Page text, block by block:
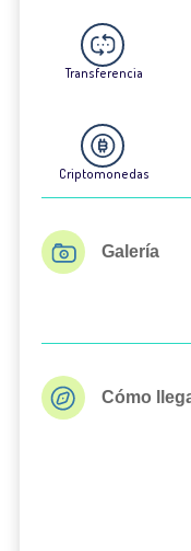
Transferencia
Criptomonedas
Galería
Cómo